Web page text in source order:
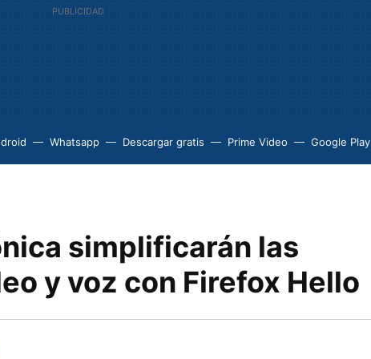
Whatsapp Descargar gratis Prime Video Google Play
simplificarán las
y voz con Firefox Hello